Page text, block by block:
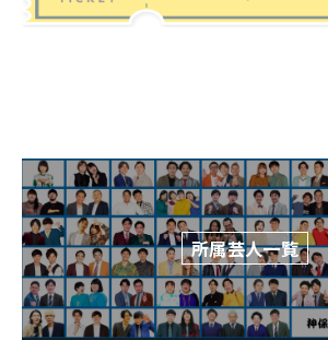
所属芸人一覧